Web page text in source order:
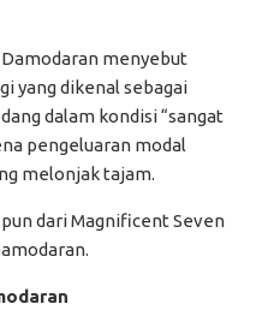
menyebut
yang dikenal sebagai
dalam kondisi “sangat
pengeluaran modal
melonjak tajam.
dari Magnificent Seven